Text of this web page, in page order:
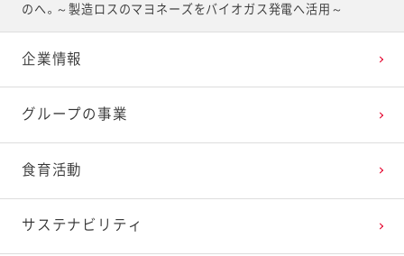
2025年4月
2025年3月
2025年2月
2024年5月
2024年4月
2024年3月
2023年6月
2023年5月
2023年4月
2022年7月
2022年6月
2022年5月
2021年8月
2021年7月
2021年6月
2020年9月
2020年8月
2020年7月
2019年10月
2019年9月
2019年8月
のへ。～製造ロスのマヨネーズをバイオガス発電へ活用～
企業情報
グループの事業
食育活動
サステナビリティ